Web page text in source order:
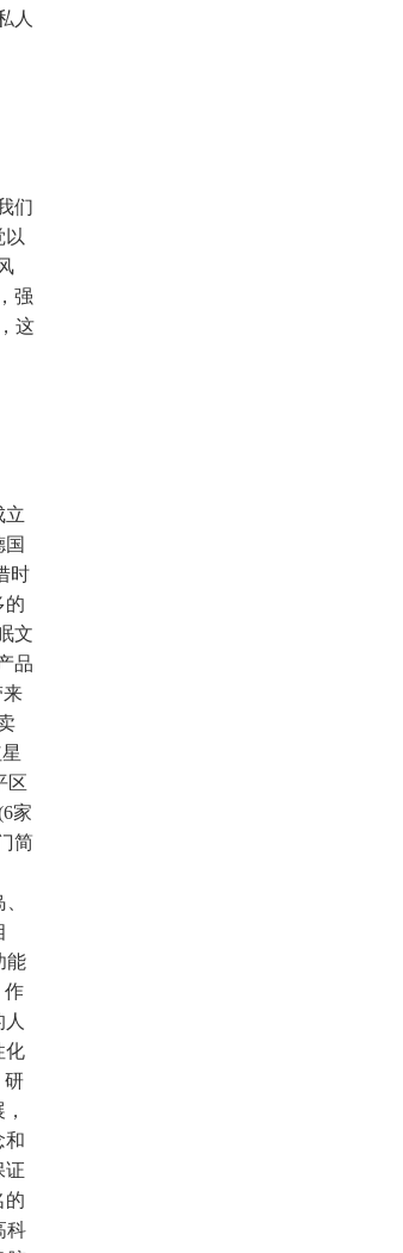
人
们
以
强
这
立
时
的
文
品
来
区
家
简
能
作
化
研
和
证
的
科